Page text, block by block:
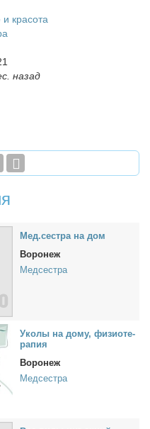
красота
назад
Мед.сест­ра на дом
Воронеж
Медсестра
Уко­лы на до­му, физио­те­
ра­пия
Воронеж
Медсестра